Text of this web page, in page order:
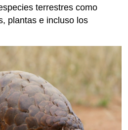
terrestres como
plantas e incluso los